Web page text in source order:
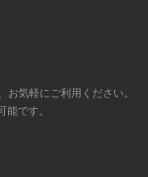
お気軽にご利用ください。
です。